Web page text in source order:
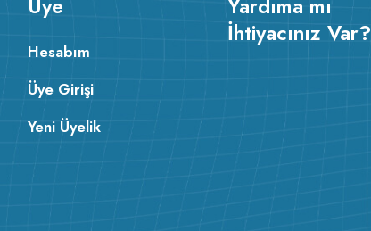
Hesabım
Üye Girişi
Yeni Üyelik
İhtiyacınız Var?